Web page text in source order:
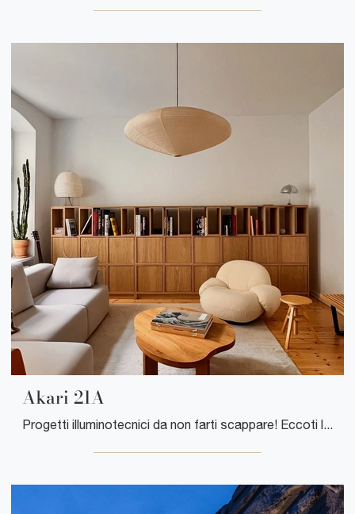
Akari 21A
Progetti illuminotecnici da non farti scappare! Eccoti la lampada a sospensione Akari 21A di Vitra.